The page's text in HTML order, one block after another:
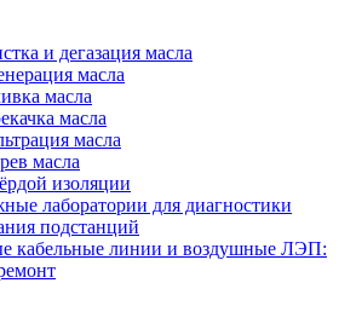
и дегазация масла
масла
масла
масла
масла
масла
изоляции
лаборатории для диагностики
подстанций
кабельные линии и воздушные ЛЭП: